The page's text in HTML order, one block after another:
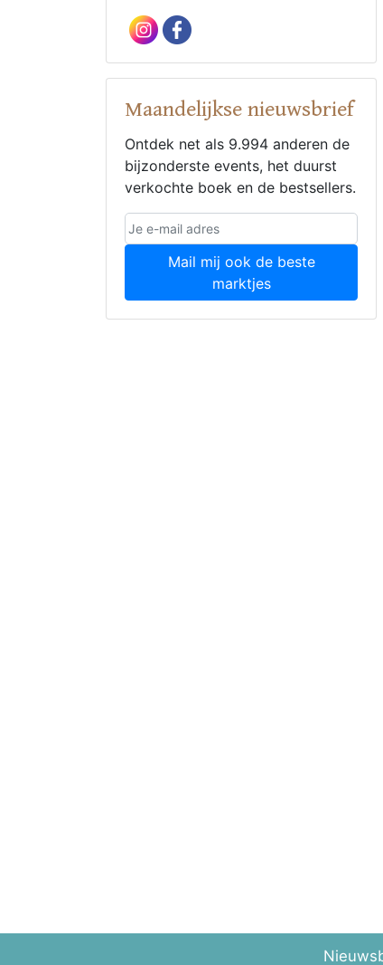
Maandelijkse nieuwsbrief
Ontdek net als 9.994 anderen de
bijzonderste events, het duurst
verkochte boek en de bestsellers.
Mail mij ook de beste
marktjes